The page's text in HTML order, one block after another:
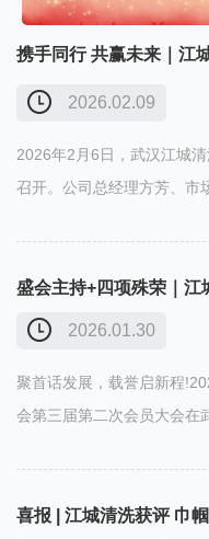
携手同行 共赢未来｜江
2026.02.09
2026年2月6日，武汉江城
召开。公司总经理方芳、市
2026年度……
2026.01.30
聚首话发展，载誉启新程
会第三届第二次会员大会在
……
喜报 | 江城清洗获评 巾